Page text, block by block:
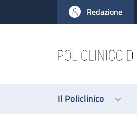
al contenuto principale
to footer content
Redazione
Il Policlinico